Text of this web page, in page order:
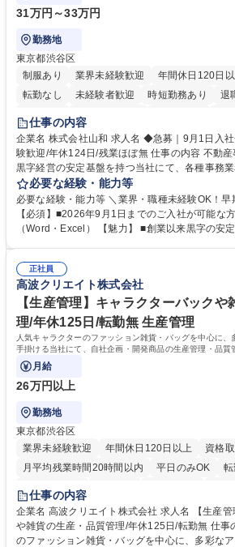
31万円～33万円
勤務地
東京都渋谷区
制服あり
業界未経験歓迎 年間休日120日
転勤なし
未経験者歓迎 時短勤務あり 退
育休あり
完全週休2日制
仕事の内容
企業名 株式会社山和 求人名 ◆急募｜9月1日入社◆【渋谷/一般事務】未経
験歓迎/年休124日/残業ほぼ無 仕事の内容 不動産事業を展開し、創業以来
黒字経営の安定基盤を持つ当社にて、各種事務
がほぼ発生せず、連続した日程の有給取得が可
方にお勧めの環境です！ 入社後はOJTを通じて丁寧に研修を行いますの
で、事務未経験の方でも安心して臨むことがで
話・来客対応 ■物件の鍵や社内の備品管理 ■デー
必要な経験・能力等
必要な経験・能力等 ＼業界・職種未経験OK！早
【必須】■2026年9月1日までのご入社が可能な
（Word・Excel） 【魅力】 ■創業以来黒字の安定した経営基盤で長期的に
両立が可能 ■有給取得を積極的に推奨、年間10
のOJTで業務を習得可能、未経験でもしっかりサポート 学歴
歴：大学院 大学 高専 短大 語学力： 資格：
正社員
高波クリエイト株式会社
【生産管理】キャラクターバック
理/年休125日/転勤無 生産管理
人気キャラクターのファッション雑貨・バッグを中心に
手掛ける当社にて、自社企画・開発商品の生産管理・品質
けるやりがいのあるポジションです。
月給
26万円以上
勤務地
東京都渋谷区
業界未経験歓迎
年間休日120日以上
資格
月平均残業時間20時間以内
平日のみOK 転
住宅手当あり
完全週休2日制
交通費支給 駅近5分以内
仕事の内容
企業名 高波クリエイト株式会社 求人名 【生産管理】キャラクターバック
や雑貨の生産・品質管理/年休125日/転勤無 仕事の内容 人気キャラクター
のファッション雑貨・バッグを中心に、多彩な